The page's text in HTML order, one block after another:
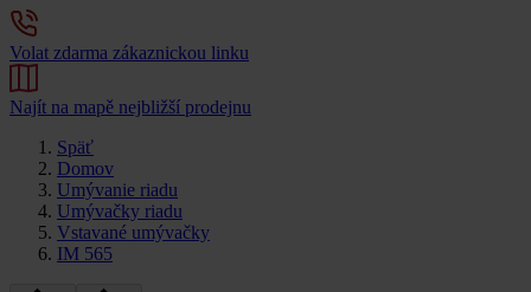
Volat zdarma zákaznickou linku
Najít na mapě nejbližší prodejnu
Späť
Domov
Umývanie riadu
Umývačky riadu
Vstavané umývačky
IM 565